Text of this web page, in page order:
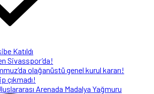
Katıldı
Sivasspor’da!
olağanüstü genel kurul kararı!
çıkmadı!
Arenada Madalya Yağmuru